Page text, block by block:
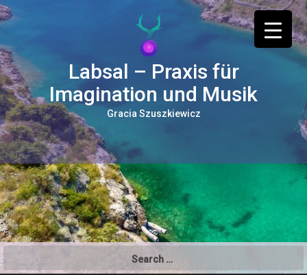
Labsal – Praxis für
Imagination und Musik
Gracia Szuszkiewicz
Search
for: